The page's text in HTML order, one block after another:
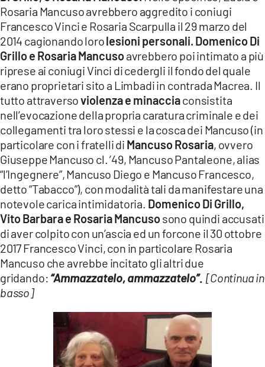
Rosaria Mancuso avrebbero aggredito i coniugi
Francesco Vinci e Rosaria Scarpulla il 29 marzo del
2014 cagionando lorolesioni personali. Domenico Di
Grillo e Rosaria Mancusoavrebbero poi intimato a più
riprese ai coniugi Vinci di cedergli il fondo del quale
erano proprietari sito a Limbadi in contrada Macrea. Il
tutto attraversoviolenza e minacciaconsistita
nell’evocazione della propria caratura criminale e dei
collegamenti tra loro stessi e la cosca dei Mancuso (in
particolare con i fratelli di Mancuso Rosaria, ovvero
Giuseppe Mancuso cl. ’49, Mancuso Pantaleone, alias
“l’Ingegnere”, Mancuso Diego e Mancuso Francesco,
detto “Tabacco”), con modalità tali da manifestare una
notevole carica intimidatoria. Domenico Di Grillo,
Vito Barbara e Rosaria Mancusosono quindi accusati
di aver colpito con un’ascia ed un forcone il 30 ottobre
2017 Francesco Vinci, con in particolare Rosaria
Mancuso che avrebbe incitato gli altri due
gridando: “Ammazzatelo, ammazzatelo”. [Continua in
basso]